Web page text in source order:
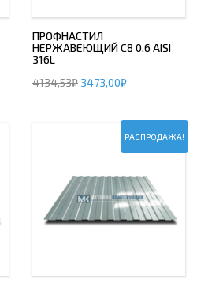
ПРОФНАСТИЛ
НЕРЖАВЕЮЩИЙ С8 0.6 AISI
316L
4134,53₽ 3473,00₽
РАСПРОДАЖА!